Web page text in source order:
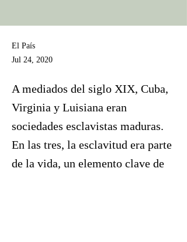
El País
Jul 24, 2020
A mediados del siglo XIX, Cuba,
Virginia y Luisiana eran
sociedades esclavistas maduras.
En las tres, la esclavitud era parte
de la vida, un elemento clave de